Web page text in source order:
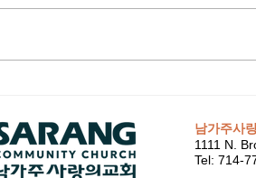
남가주사
1111 N.
Tel: 714-